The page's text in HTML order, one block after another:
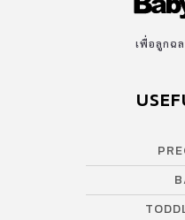
เตอร์ ในการสร้างสรรค์เนื้อห
บนแพลตฟอร์มออนไลน์ จนนำไ
ชุมชน บนแพลตฟอร์มออนไลน์อ
ปรึกษาและข้อมูลเชิงลึกแก่ไอพี
วัฒนธรรมบนสังคมออนไลน์อย่า
ประธานเจ้าหน้าที่บริหารของไ
เพื่อลูกฉ